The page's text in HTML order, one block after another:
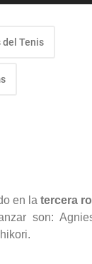
del Tenis
en la tercera
son: